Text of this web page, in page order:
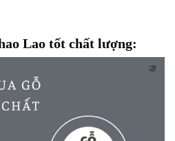
Lao tốt chất lượng: